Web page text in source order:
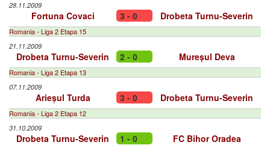
28.11.2009
Fortuna Covaci 3 - 0 Drobeta Turnu-Severin
Romania - Liga 2 Etapa 15
21.11.2009
Drobeta Turnu-Severin 2 - 0 Mureșul Deva
Romania - Liga 2 Etapa 13
07.11.2009
Arieșul Turda 3 - 0 Drobeta Turnu-Severin
Romania - Liga 2 Etapa 12
31.10.2009
Drobeta Turnu-Severin 1 - 0 FC Bihor Oradea